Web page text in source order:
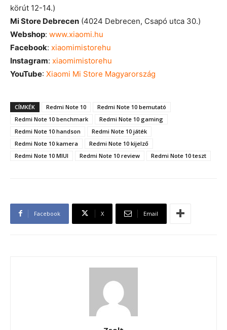
körút 12-14.)
Mi Store Debrecen (4024 Debrecen, Csapó utca 30.)
Webshop: www.xiaomi.hu
Facebook: xiaomimistorehu
Instagram: xiaomimistorehu
YouTube: Xiaomi Mi Store Magyarország
CÍMKÉK Redmi Note 10
Redmi Note 10 bemutató
Redmi Note 10 benchmark
Redmi Note 10 gaming
Redmi Note 10 handson
Redmi Note 10 játék
Redmi Note 10 kamera
Redmi Note 10 kijelző
Redmi Note 10 MIUI
Redmi Note 10 review Redmi Note 10 teszt
Facebook X Email